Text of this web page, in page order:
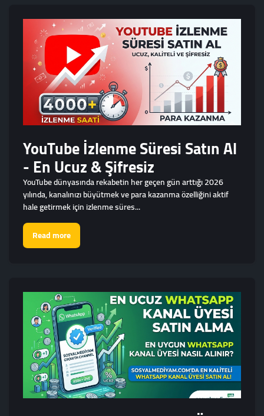
YouTube İzlenme Süresi Satın Al
- En Ucuz & Şifresiz
YouTube dünyasında rekabetin her geçen gün arttığı 2026
yılında, kanalınızı büyütmek ve para kazanma özelliğini aktif
hale getirmek için izlenme süres...
Read more